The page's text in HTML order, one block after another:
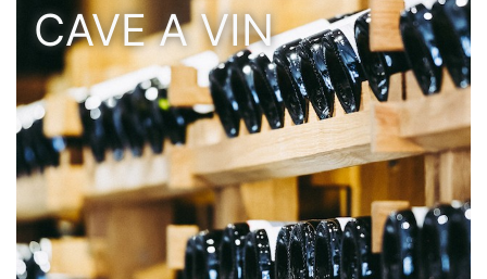
CAVE A VIN